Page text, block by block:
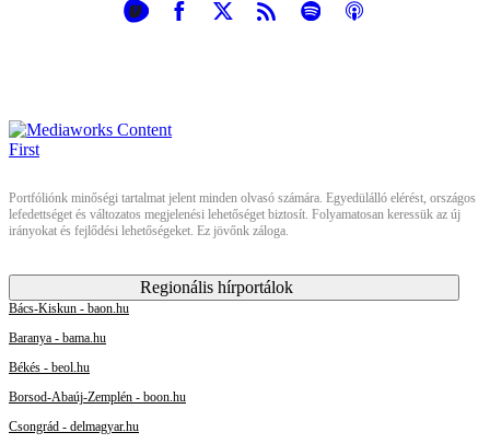
Portfóliónk minőségi tartalmat jelent minden olvasó számára. Egyedülálló elérést, országos
lefedettséget és változatos megjelenési lehetőséget biztosít. Folyamatosan keressük az új
irányokat és fejlődési lehetőségeket. Ez jövőnk záloga.
Regionális hírportálok
Bács-Kiskun - baon.hu
Baranya - bama.hu
Békés - beol.hu
Borsod-Abaúj-Zemplén - boon.hu
Csongrád - delmagyar.hu